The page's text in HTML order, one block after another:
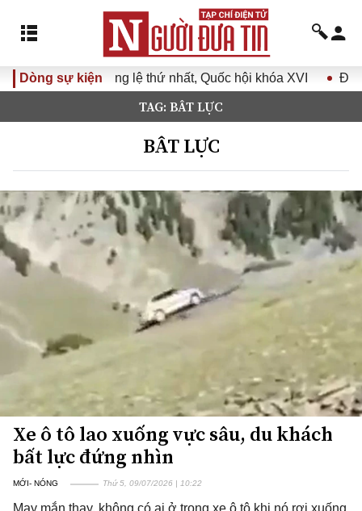
Dòng sự kiện
hội khóa XVI Đưa Nghị quyết Đại hội Đảng XIV vào
TAG: BÂT LỰC
BÂT LỰC
Xe ô tô lao xuống vực sâu, du khách
bất lực đứng nhìn
MỚI- NÓNG Thứ 5, 09/07/2026 | 10:22
May mắn thay, không có ai ở trong xe ô tô khi nó rơi xuống